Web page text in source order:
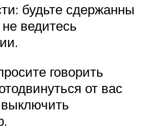
будьте сдержанны
ведитесь
говорить
от вас